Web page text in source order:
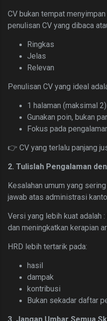
CV bukan tempat
penulisan CV yang dibaca
Ringkas
Jelas
Relevan
Penulisan CV yang ideal
1 halaman (maksimal 2)
Gunakan poin, bukan
Fokus pada
👉 CV yang terlalu panjang
2. Tulislah Pengalaman
Kesalahan umum yang
jawab atas administrasi
Versi yang lebih kuat adalah :
dan meningkatkan kerapian
HRD lebih tertarik pada:
hasil
dampak
kontribusi
Bukan sekadar daftar
3. Jangan Umbar Semua